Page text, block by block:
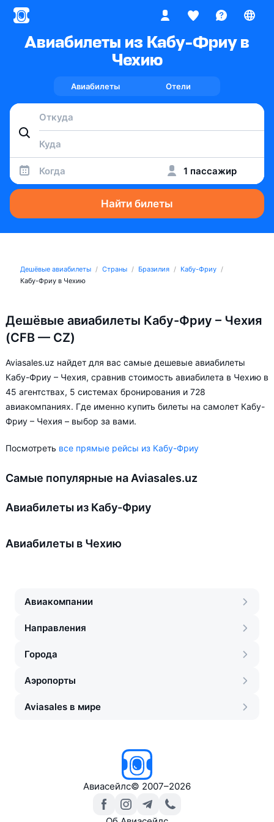
Авиабилеты из Кабу-Фриу в
Чехию
Авиабилеты Отели
Когда 1 пассажир
Найти билеты
Дешёвые авиабилеты Страны Бразилия
Кабу-Фриу
Кабу-Фриу в Чехию
Дешёвые авиабилеты Кабу-Фриу – Чехия
(CFB — CZ)
Aviasales.uz найдет для вас самые дешевые авиабилеты
Кабу-Фриу – Чехия, сравнив стоимость авиабилета в Чехию в
45 агентствах, 5 системах бронирования и 728
авиакомпаниях. Где именно купить билеты на самолет Кабу-
Фриу – Чехия – выбор за вами.
Посмотреть все прямые рейсы из Кабу-Фриу
Самые популярные на Aviasales.uz
Авиабилеты из Кабу-Фриу
Авиабилеты в Чехию
Авиакомпании
Направления
Города
Аэропорты
Aviasales в мире
Авиасейлс© 2007–2026